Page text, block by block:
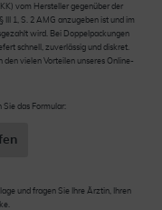
vom Hersteller gegenüber der
1, S. 2 AMG anzugeben ist und im
wird. Bei Doppelpackungen
schnell, zuverlässig und diskret.
den vielen Vorteilen unseres Online-
Sie das Formular:
und fragen Sie Ihre Ärztin, Ihren